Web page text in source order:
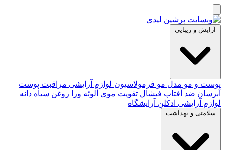
آرایش و زیبایی
پوست و مو مدل مو فرمولاسیون لوازم آرایشی مراقبت پوست
آبرسان ضد آفتاب فیشال تقویت موی آلوئه‌ ورا روغن سیاه دانه
لوازم آرایشی ادکلن آرایشگاه
سلامتی و بهداشت